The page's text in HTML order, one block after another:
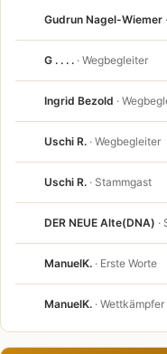
Gudrun Nagel-Wiemer
G . . . . · Wegbegleiter
Ingrid Bezold ·
Uschi R. · Wegbegleiter
Uschi R. · Stammgast
DER NEUE Alte(DNA) ·
ManuelK. · Erste Worte
ManuelK. · Wettkämpfer